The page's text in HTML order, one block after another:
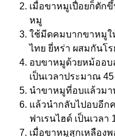
เมื่อขาหมูเปื่อยก็ตัก
หมู
ใช้มีดคมบากขาหมูใ
ไทย ยี่หร่า ผสมกันโ
อบขาหมูด้วยหม้ออบ
เป็นเวลาประมาณ
นำขาหมูที่อบแล้วม
แล้วนำกลับไปอบอีก
ฟาเรนไฮด์ เป็นเวลา
เมื่อขาหมูสุกเหลือง